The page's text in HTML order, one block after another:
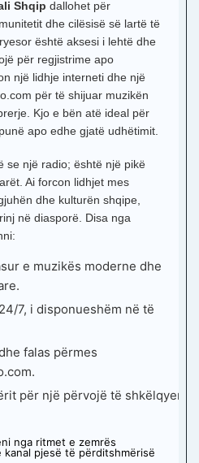
Shqip dallohet për
dhe cilësisë së lartë të
është aksesi i lehtë dhe
për regjistrime apo
një lidhje interneti dhe një
për të shijuar muzikën
Kjo e bën atë ideal për
apo edhe gjatë udhëtimit.
se një radio; është një pikë
Ai forcon lidhjet mes
dhe kulturën shqipe,
në diasporë. Disa nga
e muzikës moderne dhe
7, i disponueshëm në të
falas përmes
për një përvojë të shkëlqyer
nga ritmet e zemrës
pjesë të përditshmërisë